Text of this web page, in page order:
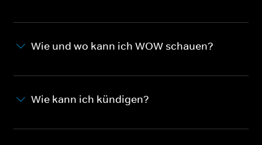
Wie und wo kann ich WOW schauen?
Wie kann ich kündigen?